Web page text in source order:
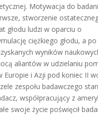
Motywacja do
stworzenie
głodu ludzi w oparciu o
ciężkiego głodu, a po
wyników
aliantów w udzielaniu
Europie i Azji pod koniec II
zespołu badawczego
współpracujący z
swoje życie poświęcił